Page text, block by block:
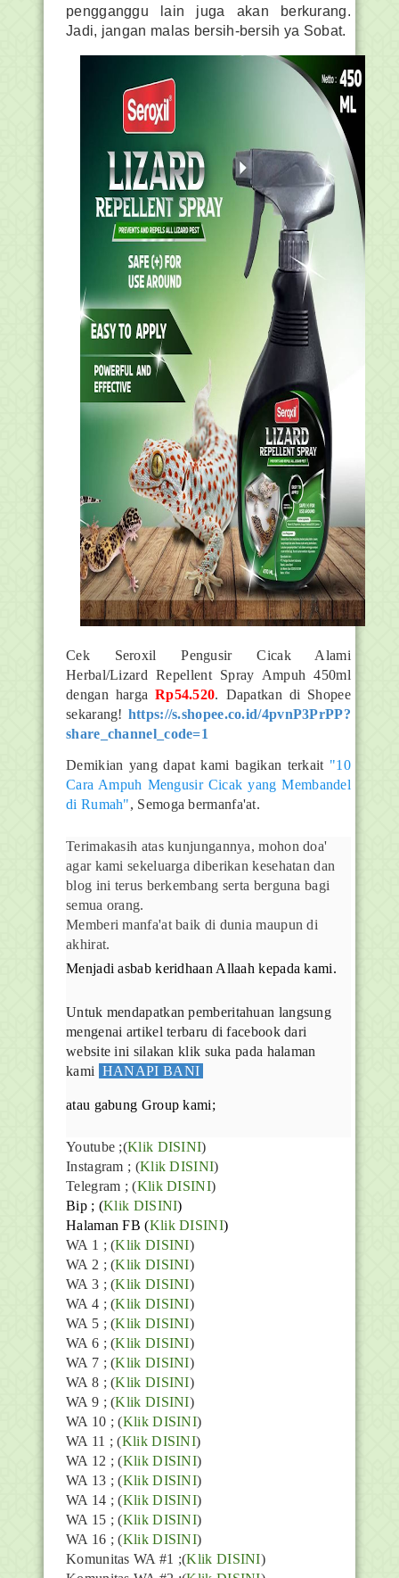
pengganggu lain juga akan berkurang.
Jadi, jangan malas bersih-bersih ya Sobat.
Cek Seroxil Pengusir Cicak Alami
Herbal/Lizard Repellent Spray Ampuh 450ml
dengan harga Rp54.520. Dapatkan di Shopee
sekarang! https://s.shopee.co.id/4pvnP3PrPP?
share_channel_code=1
Demikian yang dapat kami bagikan terkait "10
Cara Ampuh Mengusir Cicak yang Membandel
di Rumah", Semoga bermanfa'at.
Terimakasih atas kunjungannya, mohon doa'
agar kami sekeluarga diberikan kesehatan dan
blog ini terus berkembang serta berguna bagi
semua orang.
Memberi manfa'at baik di dunia maupun di
akhirat.
Menjadi asbab keridhaan Allaah kepada kami.
Untuk mendapatkan pemberitahuan langsung
mengenai artikel terbaru di facebook dari
website ini silakan klik suka pada halaman
kami HANAPI BANI
atau gabung Group kami;
Youtube ;(Klik DISINI)
Instagram ; (Klik DISINI)
Telegram ;(Klik DISINI)
Bip ; (Klik DISINI)
Halaman FB(Klik DISINI)
WA 1 ; (Klik DISINI)
WA 2 ; (Klik DISINI)
WA 3 ; (Klik DISINI)
WA 4 ; (Klik DISINI)
WA 5 ; (Klik DISINI)
WA 6 ; (Klik DISINI)
WA 7 ; (Klik DISINI)
WA 8 ; (Klik DISINI)
WA 9 ; (Klik DISINI)
WA 10 ; (Klik DISINI)
WA 11 ; (Klik DISINI)
WA 12 ; (Klik DISINI)
WA 13 ; (Klik DISINI)
WA 14 ; (Klik DISINI)
WA 15 ; (Klik DISINI)
WA 16 ; (Klik DISINI)
Komunitas WA #1 ;(Klik DISINI)